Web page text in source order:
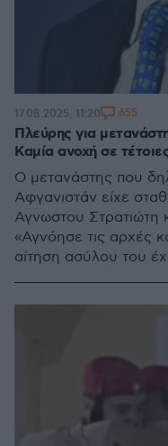
Πλεύρης για
Καμία ανοχή σε
Ο μετανάστης που
Αφγανιστάν είχε
Αγνωστου Στρατιώτη
«Αγνόησε τις αρχές
αίτηση ασύλου του
17.08.2025, 11:20 655